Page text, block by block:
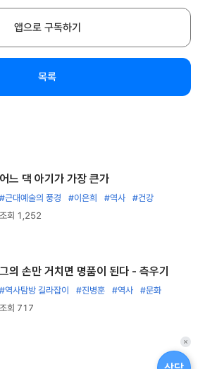
앱으로 구독하기
목록
어느 댁 아기가 가장 큰가
#근대예술의 풍경 #이은희 #역사
#건강
조회 1,252
그의 손만 거치면 명품이 된다 - 측우기
#역사탐방 길라잡이 #진병훈 #역사
#문화
조회 717
퀵
메